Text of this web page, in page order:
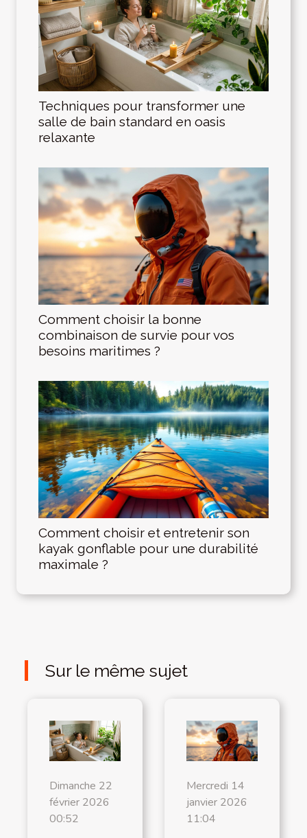
Techniques pour transformer une
salle de bain standard en oasis
relaxante
Comment choisir la bonne
combinaison de survie pour vos
besoins maritimes ?
Comment choisir et entretenir son
kayak gonflable pour une durabilité
maximale ?
Sur le même sujet
Dimanche 22
février 2026
00:52
Mercredi 14
janvier 2026
11:04